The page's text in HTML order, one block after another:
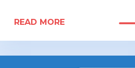
READ MORE